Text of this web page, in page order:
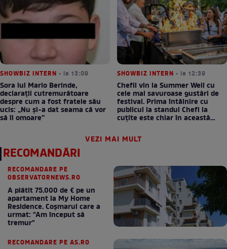
SHOWBIZ INTERN • la 13:09
Sora lui Mario Berinde,
declarații cutremurătoare
despre cum a fost fratele său
ucis: „Nu și-a dat seama că vor
să îl omoare”
SHOWBIZ INTERN • la 12:39
Chefii vin la Summer Well cu
cele mai savuroase gustări de
festival. Prima întâlnire cu
publicul la standul Chefi la
cuțite este chiar în această
VEZI MAI MULT
RECOMANDĂRI
RECOMANDARE PE
OBSERVATORNEWS.RO
A plătit 75.000 de € pe un
apartament la My Home
Residence. Coşmarul care a
urmat: "Am început să
tremur"
RECOMANDARE PE AS.RO